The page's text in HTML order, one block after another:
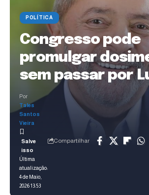
POLÍTICA
Congresso pode
promulgar
sem passar por
Última
atualização:
4 de Maio,
2026 13:53
Por
Tales
Santos
Vieira
Compartilhar